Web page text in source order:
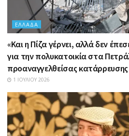
ΕΛΛΆΔΑ
«Και η Πίζα γέρνει, αλλά δεν
για την πολυκατοικία στα
προαναγγελθείσας κατάρρευσης
1 ΙΟΥΛΊΟΥ 2026